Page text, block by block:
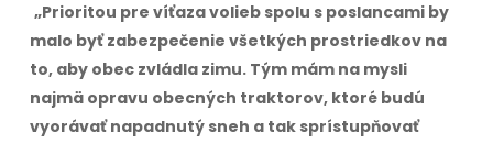
„Prioritou pre víťaza volieb spolu s poslancami by
malo byť zabezpečenie všetkých prostriedkov na
to, aby obec zvládla zimu. Tým mám na mysli
najmä opravu obecných traktorov, ktoré budú
vyorávať napadnutý sneh a tak sprístupňovať